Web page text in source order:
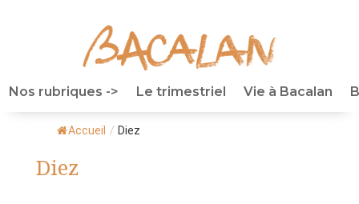
Nos rubriques -> Le trimestriel Vie à Bacalan
Accueil / Diez
Diez